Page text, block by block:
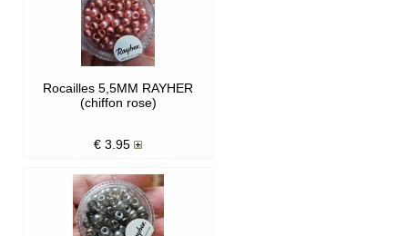
Rocailles 5,5MM RAYHER
(chiffon rose)
€ 3.95